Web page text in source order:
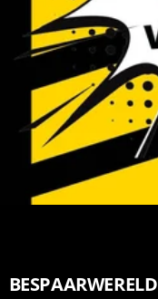
BESPAARWERELD